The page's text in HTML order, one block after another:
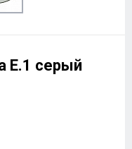
E.1 серый